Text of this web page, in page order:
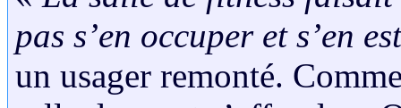
pas s’en occuper et s’en
un usager remonté.